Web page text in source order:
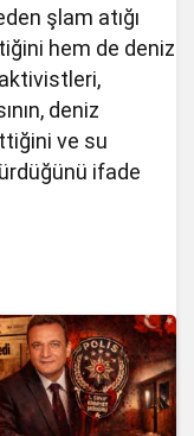
şlam atığı
hem de deniz
deniz
ve su
ifade